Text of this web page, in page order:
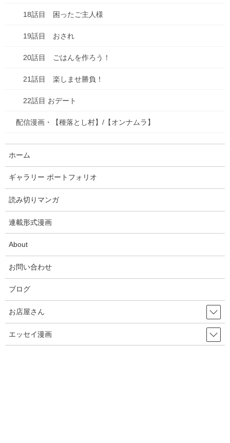
アーカイブ
2025年9月
2025年8月
2025年7月
2025年6月
2025年5月
2025年4月
2025年3月
2025年2月
2025年1月
18話目 困ったご主人様
19話目 おされ
20話目 ごはんを作ろう！
21話目 楽しませ勝負！
22話目 おデート
配信漫画・【種落とし村】/【オンナムラ】
ホーム
ギャラリー ポートフォリオ
読み切りマンガ
連載形式漫画
About
お問い合わせ
ブログ
お店屋さん
エッセイ漫画